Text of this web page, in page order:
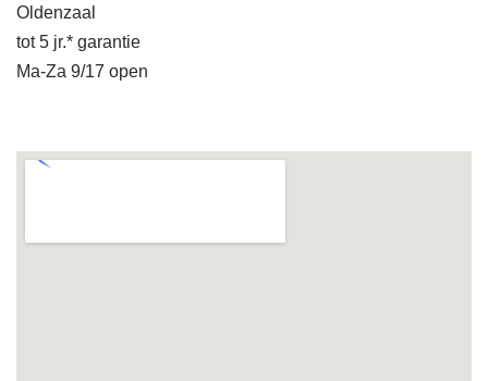
Oldenzaal
tot 5 jr.* garantie
Ma-Za 9/17 open